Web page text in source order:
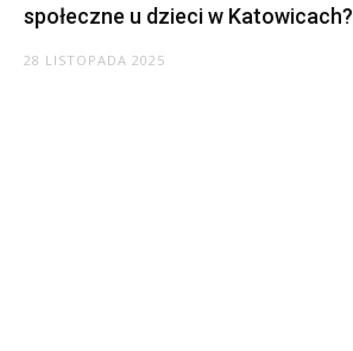
społeczne u dzieci w Katowicach?
28 LISTOPADA 2025